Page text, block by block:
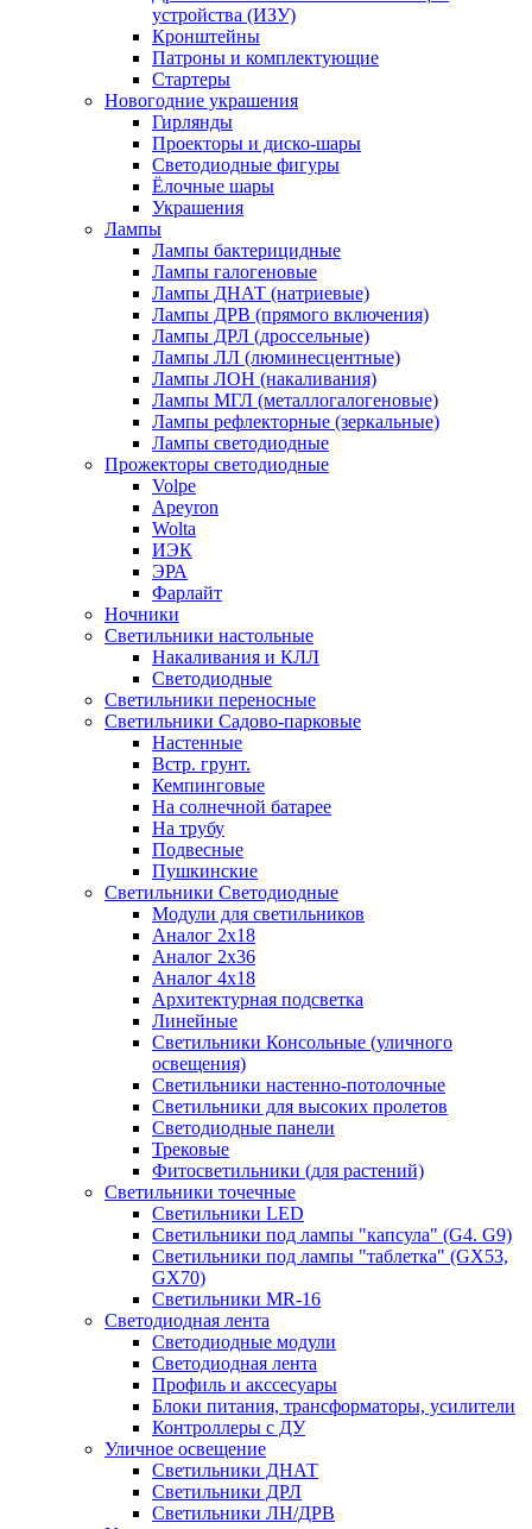
устройства (ИЗУ)
Кронштейны
Патроны и комплектующие
Стартеры
Новогодние украшения
Гирлянды
Проекторы и диско-шары
Светодиодные фигуры
Ёлочные шары
Украшения
Лампы
Лампы бактерицидные
Лампы галогеновые
Лампы ДНАТ (натриевые)
Лампы ДРВ (прямого включения)
Лампы ДРЛ (дроссельные)
Лампы ЛЛ (люминесцентные)
Лампы ЛОН (накаливания)
Лампы МГЛ (металлогалогеновые)
Лампы рефлекторные (зеркальные)
Лампы светодиодные
Прожекторы светодиодные
Volpe
Apeyron
Wolta
ИЭК
ЭРА
Фарлайт
Ночники
Светильники настольные
Накаливания и КЛЛ
Светодиодные
Светильники переносные
Светильники Садово-парковые
Настенные
Встр. грунт.
Кемпинговые
На солнечной батарее
На трубу
Подвесные
Пушкинские
Светильники Светодиодные
Модули для светильников
Аналог 2х18
Аналог 2х36
Аналог 4х18
Архитектурная подсветка
Линейные
Светильники Консольные (уличного
освещения)
Светильники настенно-потолочные
Светильники для высоких пролетов
Светодиодные панели
Трековые
Фитосветильники (для растений)
Светильники точечные
Светильники LED
Светильники под лампы "капсула" (G4. G9)
Светильники под лампы "таблетка" (GX53,
GX70)
Светильники MR-16
Светодиодная лента
Светодиодные модули
Светодиодная лента
Профиль и акссесуары
Блоки питания, трансформаторы, усилители
Контроллеры с ДУ
Уличное освещение
Светильники ДНАТ
Светильники ДРЛ
Светильники ЛН/ДРВ